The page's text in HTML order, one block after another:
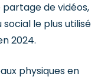
de vidéos,
le plus utilisé
2024.
physiques en